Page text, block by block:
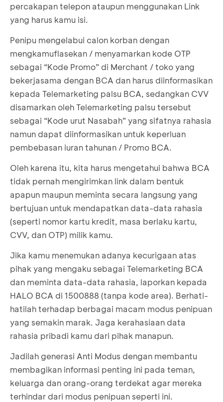
percakapan telepon ataupun menggunakan Link
yang harus kamu isi.
Penipu mengelabui calon korban dengan
mengkamuflasekan / menyamarkan kode OTP
sebagai “Kode Promo” di Merchant / toko yang
bekerjasama dengan BCA dan harus diinformasikan
kepada Telemarketing palsu BCA, sedangkan CVV
disamarkan oleh Telemarketing palsu tersebut
sebagai “Kode urut Nasabah” yang sifatnya rahasia
namun dapat diinformasikan untuk keperluan
pembebasan iuran tahunan / Promo BCA.
Oleh karena itu, kita harus mengetahui bahwa BCA
tidak pernah mengirimkan link dalam bentuk
apapun maupun meminta secara langsung yang
bertujuan untuk mendapatkan data-data rahasia
(seperti nomor kartu kredit, masa berlaku kartu,
CVV, dan OTP) milik kamu.
Jika kamu menemukan adanya kecurigaan atas
pihak yang mengaku sebagai Telemarketing BCA
dan meminta data-data rahasia, laporkan kepada
HALO BCA di 1500888 (tanpa kode area). Berhati-
hatilah terhadap berbagai macam modus penipuan
yang semakin marak. Jaga kerahasiaan data
rahasia pribadi kamu dari pihak manapun.
Jadilah generasi Anti Modus dengan membantu
membagikan informasi penting ini pada teman,
keluarga dan orang-orang terdekat agar mereka
terhindar dari modus penipuan seperti ini.